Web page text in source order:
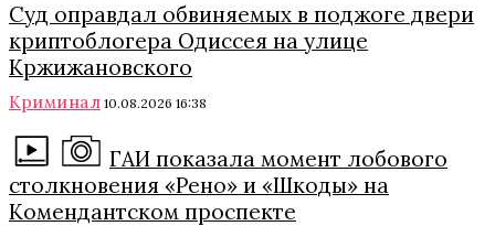
Суд оправдал обвиняемых в поджоге двери
криптоблогера Одиссея на улице
Кржижановского
Криминал 10.08.2026 16:38
ГАИ показала момент лобового
столкновения «Рено» и «Шкоды» на
Комендантском проспекте